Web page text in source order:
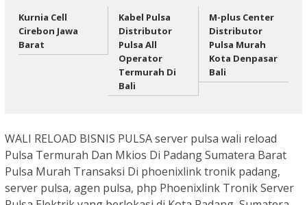
Kurnia Cell
Cirebon Jawa
Barat
Kabel Pulsa
Distributor
Pulsa All
Operator
Termurah Di
Bali
M-plus Center
Distributor
Pulsa Murah
Kota Denpasar
Bali
WALI RELOAD BISNIS PULSA server pulsa wali reload
Pulsa Termurah Dan Mkios Di Padang Sumatera Barat
Pulsa Murah Transaksi Di phoenixlink tronik padang,
server pulsa, agen pulsa, php Phoenixlink Tronik Server